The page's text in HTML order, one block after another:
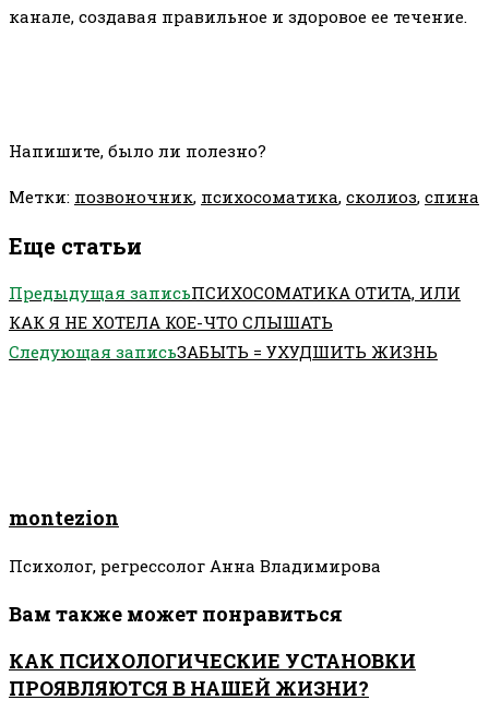
канале, создавая правильное и здоровое ее течение.
Напишите, было ли полезно?
Метки: позвоночник, психосоматика, сколиоз, спина
Еще статьи
Предыдущая записьПСИХОСОМАТИКА ОТИТА, ИЛИ
КАК Я НЕ ХОТЕЛА КОЕ-ЧТО СЛЫШАТЬ
Следующая записьЗАБЫТЬ = УХУДШИТЬ ЖИЗНЬ
montezion
Психолог, регрессолог Анна Владимирова
Вам также может понравиться
КАК ПСИХОЛОГИЧЕСКИЕ УСТАНОВКИ
ПРОЯВЛЯЮТСЯ В НАШЕЙ ЖИЗНИ?